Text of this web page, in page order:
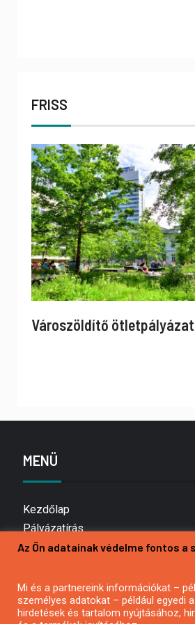
FRISS
Városzöldítő ötletpályázat
MENÜ
Kezdőlap
Pályázatírás
Bemutatkozás
Hírlevél feliratkozás
Impresszum
Az Ön adatainak védelme fontos a
Mi és a partnereink információkat –
személyes adatokat – például
hirdetések és tartalom nyújtásához,